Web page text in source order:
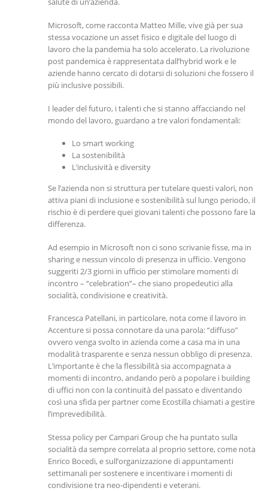
Microsoft, come racconta Matteo Mille, vive già per sua
stessa vocazione un asset fisico e digitale del luogo di
lavoro che la pandemia ha solo accelerato. La rivoluzione
post pandemica è rappresentata dall’hybrid work e le
aziende hanno cercato di dotarsi di soluzioni che fossero il
più inclusive possibili.
I leader del futuro, i talenti che si stanno affacciando nel
mondo del lavoro, guardano a tre valori fondamentali:
Lo smart working
La sostenibilità
L’inclusività e diversity
Se l’azienda non si struttura per tutelare questi valori, non
attiva piani di inclusione e sostenibilità sul lungo periodo, il
rischio è di perdere quei giovani talenti che possono fare la
differenza.
Ad esempio in Microsoft non ci sono scrivanie fisse, ma in
sharing e nessun vincolo di presenza in ufficio. Vengono
suggeriti 2/3 giorni in ufficio per stimolare momenti di
incontro – “celebration”– che siano propedeutici alla
socialità, condivisione e creatività.
Francesca Patellani, in particolare, nota come il lavoro in
Accenture si possa connotare da una parola: “diffuso”
ovvero venga svolto in azienda come a casa ma in una
modalità trasparente e senza nessun obbligo di presenza.
L’importante è che la flessibilità sia accompagnata a
momenti di incontro, andando però a popolare i building
di uffici non con la continuità del passato e diventando
così una sfida per partner come Ecostilla chiamati a gestire
l’imprevedibilità.
Stessa policy per Campari Group che ha puntato sulla
socialità da sempre correlata al proprio settore, come nota
Enrico Bocedi, e sull’organizzazione di appuntamenti
settimanali per sostenere e incentivare i momenti di
condivisione tra neo-dipendenti e veterani.